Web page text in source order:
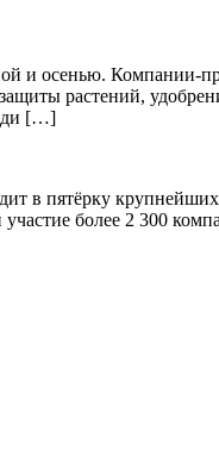
и осенью. Компании-
растений,
[…]
в пятёрку
более 2 300